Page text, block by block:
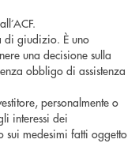
di giudizio. È uno
una decisione sulla
obbligo di assistenza
personalmente o
interessi dei
sui medesimi fatti oggetto